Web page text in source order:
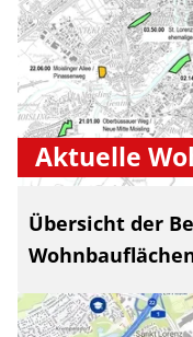
Aktuelle
Übersicht der